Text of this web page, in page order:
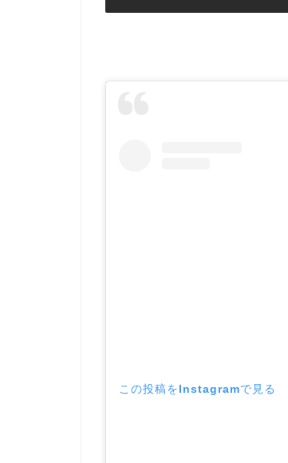
この投稿をInstagramで見る